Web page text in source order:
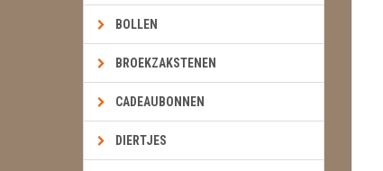
BOLLEN
BROEKZAKSTENEN
CADEAUBONNEN
DIERTJES